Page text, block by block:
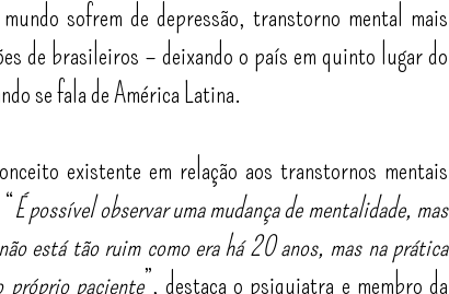
sofrem de depressão, transtorno mental mais
de brasileiros – deixando o país em quinto lugar do
se fala de América Latina.
existente em relação aos transtornos mentais
É possível observar uma mudança de mentalidade, mas
está tão ruim como era há 20 anos, mas na prática
próprio paciente”, destaca o psiquiatra e membro da